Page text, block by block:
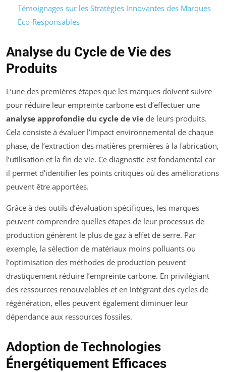
Témoignages sur les Stratégies Innovantes des Marques
Éco-Responsables
Analyse du Cycle de Vie des
Produits
L’une des premières étapes que les marques doivent suivre
pour réduire leur empreinte carbone est d’effectuer une
analyse approfondie du cycle de vie de leurs produits.
Cela consiste à évaluer l’impact environnemental de chaque
phase, de l’extraction des matières premières à la fabrication,
l’utilisation et la fin de vie. Ce diagnostic est fondamental car
il permet d’identifier les points critiques où des améliorations
peuvent être apportées.
Grâce à des outils d’évaluation spécifiques, les marques
peuvent comprendre quelles étapes de leur processus de
production génèrent le plus de gaz à effet de serre. Par
exemple, la sélection de matériaux moins polluants ou
l’optimisation des méthodes de production peuvent
drastiquement réduire l’empreinte carbone. En privilégiant
des ressources renouvelables et en intégrant des cycles de
régénération, elles peuvent également diminuer leur
dépendance aux ressources fossiles.
Adoption de Technologies
Énergétiquement Efficaces